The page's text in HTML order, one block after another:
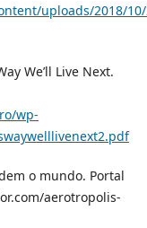
uploads/2018/
We’ll Live Next.
wp-
o mundo. Portal
aerotropolis-